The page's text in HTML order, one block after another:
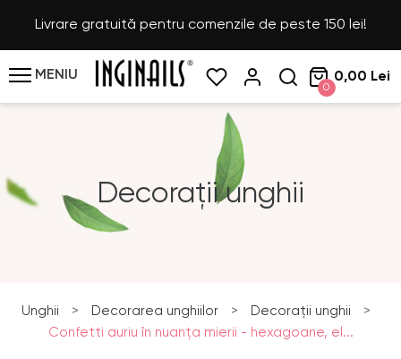
Livrare gratuită pentru comenzile de peste 150 lei!
MENIU
0
0,00 Lei
Decorații unghii
Unghii > Decorarea unghiilor > Decorații unghii
>
Confetti auriu în nuanţa mierii - hexagoane, el...